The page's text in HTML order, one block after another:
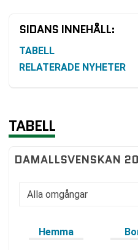
SIDANS INNEHÅLL:
TABELL
RELATERADE NYHETER
TABELL
DAMALLSVENSKAN
Hemma